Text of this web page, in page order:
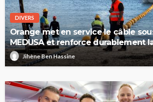
DIVERS
Orange met en service le câble
MEDUSA et renforce durablement
internationale de la Tunisie
Jihène Ben Hassine